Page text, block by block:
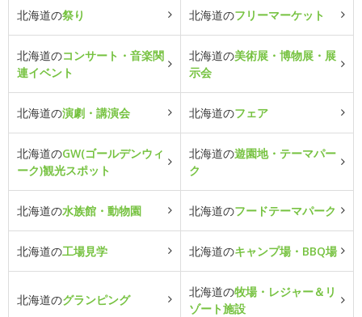
北海道の祭り 北海道のフリーマーケット
北海道のコンサート・音楽関
連イベント
北海道の美術展・博物展・展
示会
北海道の演劇・講演会 北海道のフェア
北海道のGW(ゴールデンウィ
ーク)観光スポット
北海道の遊園地・テーマパー
ク
北海道の水族館・動物園 北海道のフードテーマパーク
北海道の工場見学 北海道のキャンプ場・BBQ場
北海道のグランピング
北海道の牧場・レジャー＆リ
ゾート施設